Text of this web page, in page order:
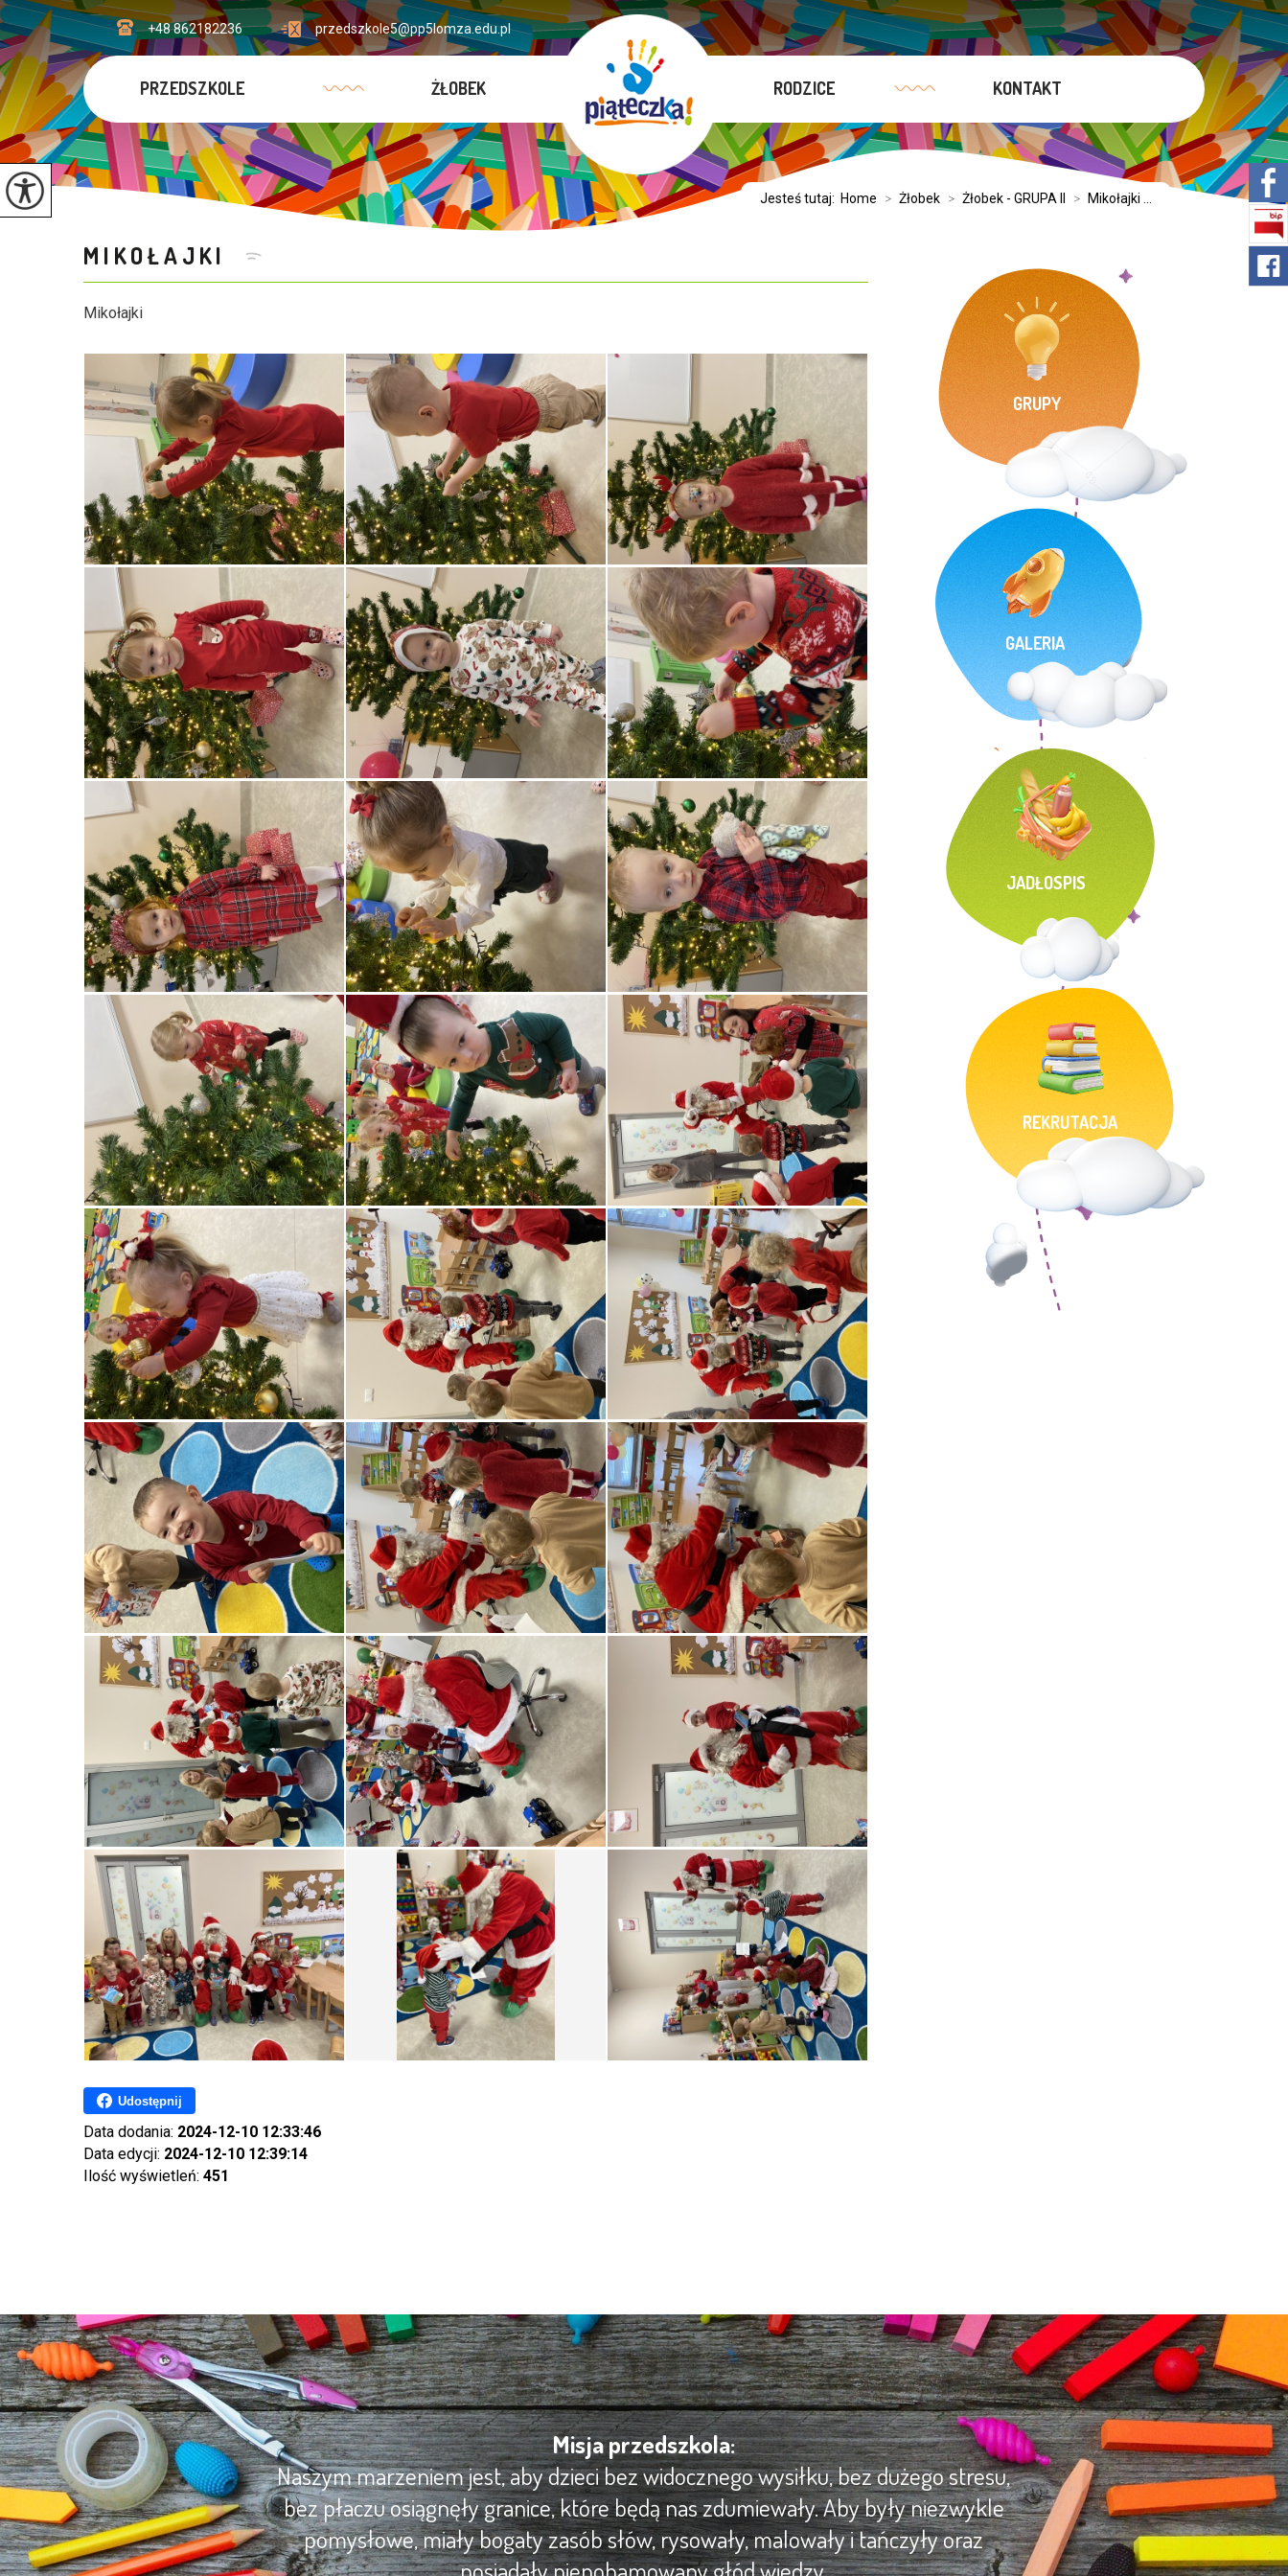
przedszkole5@pp5lomza.edu.pl
+48 862182236
PRZEDSZKOLE ŻŁOBEK RODZICE KONTAKT
Jesteś tutaj: Home > Żłobek > Żłobek - GRUPA II > Mikołajki ...
MIKOŁAJKI
Mikołajki
Udostępnij
Data dodania: 2024-12-10 12:33:46
Data edycji: 2024-12-10 12:39:14
Ilość wyświetleń: 451
GRUPY
GALERIA
JADŁOSPIS
REKRUTACJA
Misja przedszkola:
Naszym marzeniem jest, aby dzieci bez widocznego wysiłku, bez dużego stresu,
bez płaczu osiągnęły granice, które będą nas zdumiewały. Aby były niezwykle
pomysłowe, miały bogaty zasób słów, rysowały, malowały i tańczyły oraz